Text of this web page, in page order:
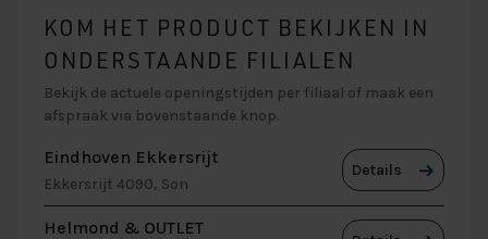
KOM HET PRODUCT BEKIJKEN IN
ONDERSTAANDE FILIALEN
Bekijk de actuele openingstijden per filiaal of maak een
afspraak via bovenstaande knop.
Eindhoven Ekkersrijt
Ekkersrijt 4090, Son
Details
Helmond & OUTLET